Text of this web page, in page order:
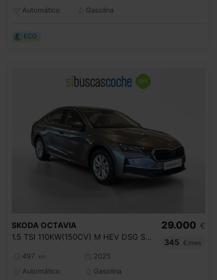
Automático
Gasolina
ECO
SKODA OCTAVIA
1.5 TSI 110KW(150CV) M HEV DSG SELECTION
497 km
2025
Automático
Gasolina
29.000 €
345
€/mes